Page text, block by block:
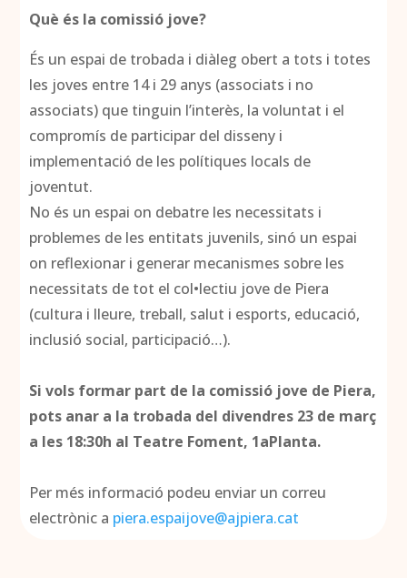
Què és la comissió jove?
És un espai de trobada i diàleg obert a tots i totes
les joves entre 14 i 29 anys (associats i no
associats) que tinguin l’interès, la voluntat i el
compromís de participar del disseny i
implementació de les polítiques locals de
joventut.
No és un espai on debatre les necessitats i
problemes de les entitats juvenils, sinó un espai
on reflexionar i generar mecanismes sobre les
necessitats de tot el col•lectiu jove de Piera
(cultura i lleure, treball, salut i esports, educació,
inclusió social, participació…).
Si vols formar part de la comissió jove de Piera,
pots anar a la trobada del divendres 23 de març
a les 18:30h al Teatre Foment, 1aPlanta.
Per més informació podeu enviar un correu
electrònic a piera.espaijove@ajpiera.cat